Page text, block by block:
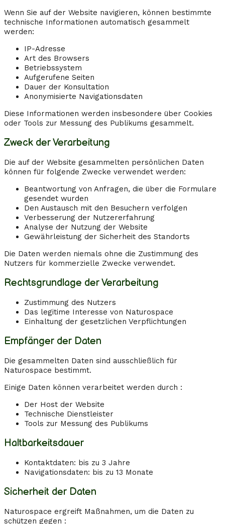
Wenn Sie auf der Website navigieren, können bestimmte
technische Informationen automatisch gesammelt
werden:
IP-Adresse
Art des Browsers
Betriebssystem
Aufgerufene Seiten
Dauer der Konsultation
Anonymisierte Navigationsdaten
Diese Informationen werden insbesondere über Cookies
oder Tools zur Messung des Publikums gesammelt.
Zweck der Verarbeitung
Die auf der Website gesammelten persönlichen Daten
können für folgende Zwecke verwendet werden:
Beantwortung von Anfragen, die über die Formulare
gesendet wurden
Den Austausch mit den Besuchern verfolgen
Verbesserung der Nutzererfahrung
Analyse der Nutzung der Website
Gewährleistung der Sicherheit des Standorts
Die Daten werden niemals ohne die Zustimmung des
Nutzers für kommerzielle Zwecke verwendet.
Rechtsgrundlage der Verarbeitung
Zustimmung des Nutzers
Das legitime Interesse von Naturospace
Einhaltung der gesetzlichen Verpflichtungen
Empfänger der Daten
Die gesammelten Daten sind ausschließlich für
Naturospace bestimmt.
Einige Daten können verarbeitet werden durch :
Der Host der Website
Technische Dienstleister
Tools zur Messung des Publikums
Haltbarkeitsdauer
Kontaktdaten: bis zu 3 Jahre
Navigationsdaten: bis zu 13 Monate
Sicherheit der Daten
Naturospace ergreift Maßnahmen, um die Daten zu
schützen gegen :